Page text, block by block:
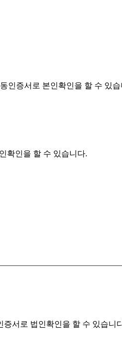
인증서로 본인확인을 할 수 있습
확인을 할 수 있습니다.
증서로 법인확인을 할 수 있습니